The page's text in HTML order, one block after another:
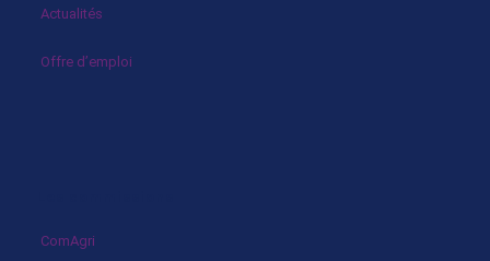
Actualités
Offre d’emploi
ComAgri